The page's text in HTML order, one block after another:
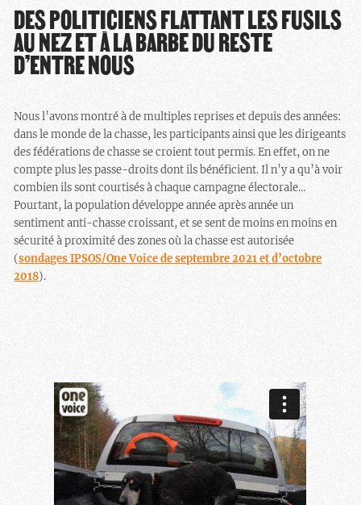
DES POLITICIENS FLATTANT LES FUSILS
AU NEZ ET À LA BARBE DU RESTE
D’ENTRE NOUS
Nous l’avons montré à de multiples reprises et depuis des années:
dans le monde de la chasse, les participants ainsi que les dirigeants
des fédérations de chasse se croient tout permis. En effet, on ne
compte plus les passe-droits dont ils bénéficient. Il n’y a qu’à voir
combien ils sont courtisés à chaque campagne électorale…
Pourtant, la population développe année après année un
sentiment anti-chasse croissant, et se sent de moins en moins en
sécurité à proximité des zones où la chasse est autorisée
(sondages IPSOS/One Voice de septembre 2021 et d’octobre
2018).